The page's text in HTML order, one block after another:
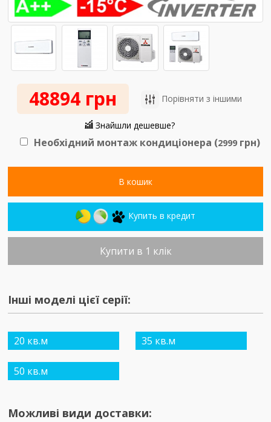
48894 грн Порівняти з іншими
Знайшли дешевше?
Необхідний монтаж кондиціонера (2999 грн)
В кошик
Купить в кредит
Купити в 1 клік
Інші моделі цієї серії:
20 кв.м 35 кв.м
50 кв.м
Можливі види доставки: